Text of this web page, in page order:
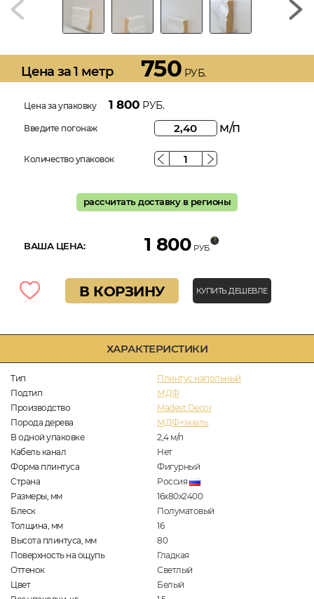
ХАРАКТЕРИСТИКИ
Тип
Плинтус напольный
Подтип
МДФ
Производство
Madest Decor
Порода дерева
МДФ+эмаль
В одной упаковке
2,4 м/п
Кабель канал
Нет
Форма плинтуса
Фигурный
Страна
Россия
Размеры, мм
16х80х2400
Блеск
Полуматовый
Толщина, мм
16
Высота плинтуса, мм
80
Поверхность на ощупь
Гладкая
Оттенок
Светлый
Цвет
Белый
Цена за 1 метр 750 РУБ.
Цена за упаковку 1 800 РУБ.
Введите погонаж м/п
Количество упаковок
рассчитать доставку в регионы
ВАША ЦЕНА: 1 800 РУБ.
В КОРЗИНУ КУПИТЬ ДЕШЕВЛЕ